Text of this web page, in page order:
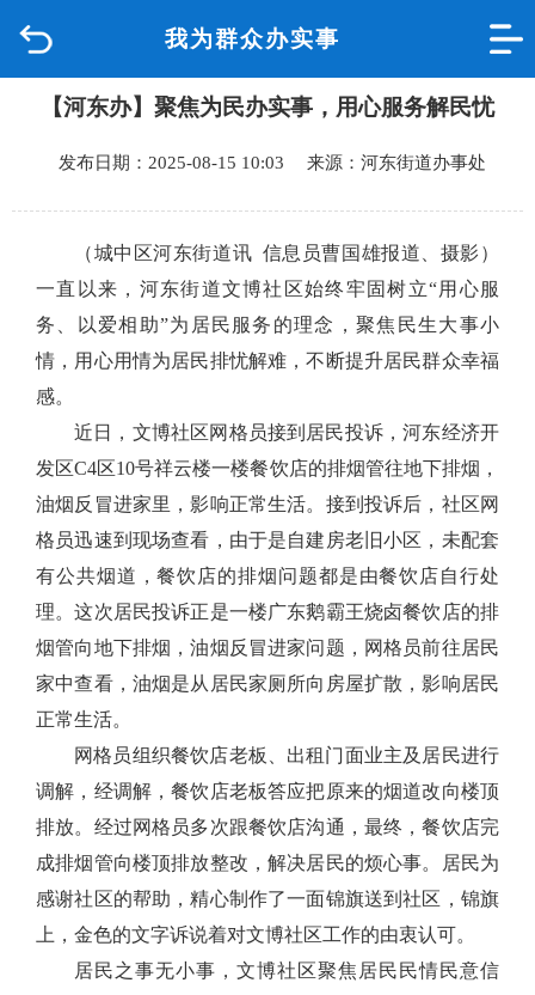
我为群众办实事
品质城中
新闻中心
政府信息公开
互动回应
数据专题
【河东办】聚焦为民办实事，用心服务解民忧
发布日期：2025-08-15 10:03 来源：河东街道办事处
（城中区河东街道讯 信息员曹国雄报道、摄影）
一直以来，河东街道文博社区始终牢固树立“用心服
务、以爱相助”为居民服务的理念，聚焦民生大事小
情，用心用情为居民排忧解难，不断提升居民群众幸福
感。
近日，文博社区网格员接到居民投诉，河东经济开
发区C4区10号祥云楼一楼餐饮店的排烟管往地下排烟，
油烟反冒进家里，影响正常生活。接到投诉后，社区网
格员迅速到现场查看，由于是自建房老旧小区，未配套
有公共烟道，餐饮店的排烟问题都是由餐饮店自行处
理。这次居民投诉正是一楼广东鹅霸王烧卤餐饮店的排
烟管向地下排烟，油烟反冒进家问题，网格员前往居民
家中查看，油烟是从居民家厕所向房屋扩散，影响居民
正常生活。
网格员组织餐饮店老板、出租门面业主及居民进行
调解，经调解，餐饮店老板答应把原来的烟道改向楼顶
排放。经过网格员多次跟餐饮店沟通，最终，餐饮店完
成排烟管向楼顶排放整改，解决居民的烦心事。居民为
感谢社区的帮助，精心制作了一面锦旗送到社区，锦旗
上，金色的文字诉说着对文博社区工作的由衷认可。
居民之事无小事，文博社区聚焦居民民情民意信